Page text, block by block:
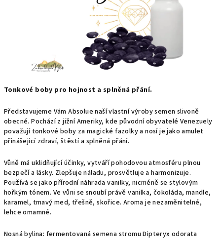
Tonkové boby pro hojnost a splněná přání.
Představujeme Vám Absolue naší vlastní výroby semen slivoně
obecné. Pochází z jižní Ameriky, kde původní obyvatelé Venezuely
považují tonkové boby za magické fazolky a nosí je jako amulet
přinášející zdraví, štěstí a splněná přání.
Vůně má uklidňující účinky, vytváří pohodovou atmosféru plnou
bezpečí a lásky. Zlepšuje náladu, prosvětluje a harmonizuje.
Používá se jako přírodní náhrada vanilky, nicméně se stylovým
hořkým tónem. Ve vůni se snoubí právěvanilka, čokoláda, mandle,
karamel, tmavý med, třešně, skořice. Aroma je nezaměnitelné,
lehce omamné.
Nosná bylina: fermentovaná semena stromuDipteryx odorata